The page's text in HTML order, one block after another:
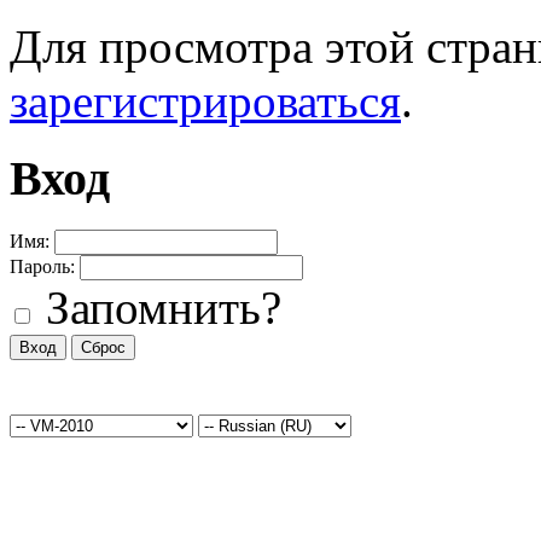
Для просмотра этой
зарегистрироваться.
Вход
Имя:
Пароль:
Запомнить?